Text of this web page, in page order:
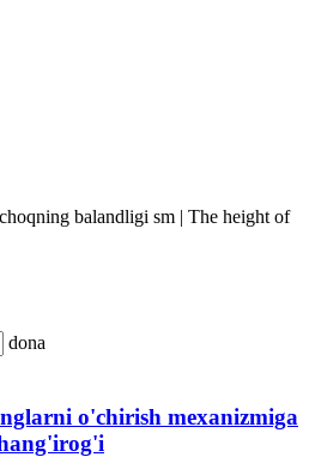
balandligi sm | The height of
dona
o'chirish mexanizmiga